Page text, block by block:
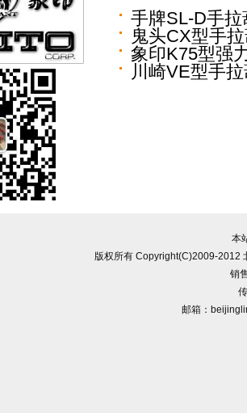
手牌SL-D手拉
鬼头CX型手
象印K75型强
川崎VE型手
本
版权所有 Copyright(C)2009-2012
销
邮箱：